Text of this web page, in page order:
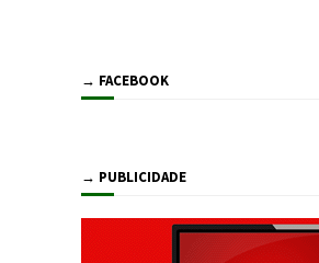
→ FACEBOOK
→ PUBLICIDADE